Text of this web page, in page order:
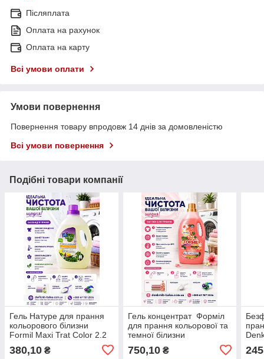
Післяплата
Оплата на рахунок
Оплата на карту
Всі умови оплати
Умови повернення
Повернення товару впродовж 14 днів за домовленістю
Всі умови повернення
Подібні товари компанії
Гель Натуре для прання
кольорового білизни
Formil Maxi Trat Color 2.2
380,10 ₴
Гель концентрат Форміл
для прання кольорової та
темної білизни
Formil Color Coral Dream 5
л
750,10₴